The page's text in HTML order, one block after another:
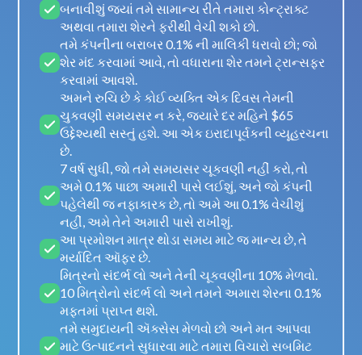
બનાવીશું જ્યાં તમે સામાન્ય રીતે તમારા કોન્ટ્રાક્ટ
અથવા તમારા શેરને ફરીથી વેચી શકો છો.
તમે કંપનીના બરાબર 0.1% ની માલિકી ધરાવો છો; જો
શેર મંદ કરવામાં આવે, તો વધારાના શેર તમને ટ્રાન્સફર
કરવામાં આવશે.
અમને રુચિ છે કે કોઈ વ્યક્તિ એક દિવસ તેમની
ચુકવણી સમયસર ન કરે, જ્યારે દર મહિને $65
ઉદ્દેશ્યથી સસ્તું હશે. આ એક ઇરાદાપૂર્વકની વ્યૂહરચના
છે.
7 વર્ષ સુધી, જો તમે સમયસર ચૂકવણી નહીં કરો, તો
અમે 0.1% પાછા અમારી પાસે લઈશું, અને જો કંપની
પહેલેથી જ નફાકારક છે, તો અમે આ 0.1% વેચીશું
નહીં, અમે તેને અમારી પાસે રાખીશું.
આ પ્રમોશન માત્ર થોડા સમય માટે જ માન્ય છે, તે
મર્યાદિત ઑફર છે.
મિત્રનો સંદર્ભ લો અને તેની ચૂકવણીના 10% મેળવો.
10 મિત્રોનો સંદર્ભ લો અને તમને અમારા શેરના 0.1%
મફતમાં પ્રાપ્ત થશે.
તમે સમુદાયની ઍક્સેસ મેળવો છો અને મત આપવા
માટે ઉત્પાદનને સુધારવા માટે તમારા વિચારો સબમિટ